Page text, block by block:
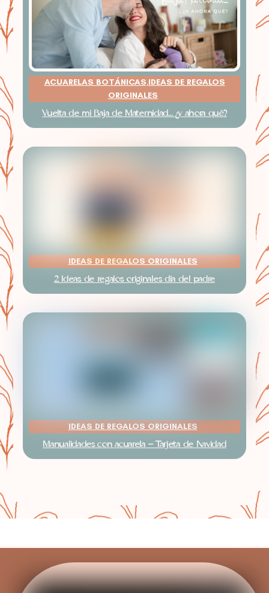
ACUARELAS BOTÁNICAS,IDEAS DE REGALOS
ORIGINALES
Vuelta de mi Baja de Maternidad… ¿y ahora qué?
IDEAS DE REGALOS ORIGINALES
2 Ideas de regalos originales día del padre
IDEAS DE REGALOS ORIGINALES
Manualidades con acuarela – Tarjeta de Navidad